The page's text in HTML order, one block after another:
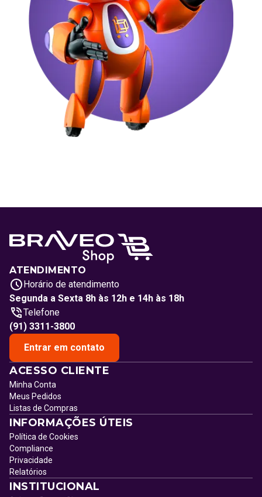
ATENDIMENTO
Horário de atendimento
Segunda a Sexta 8h às 12h e 14h às 18h
Telefone
(91) 3311-3800
Entrar em contato
ACESSO CLIENTE
Minha Conta
Meus Pedidos
Listas de Compras
INFORMAÇÕES ÚTEIS
Política de Cookies
Compliance
Privacidade
Relatórios
INSTITUCIONAL